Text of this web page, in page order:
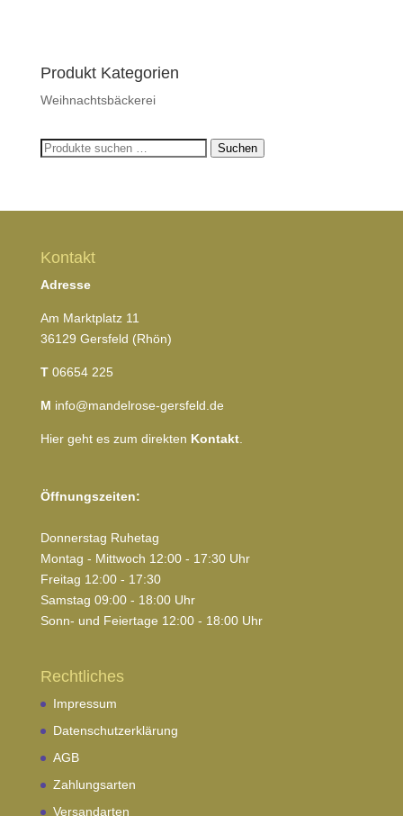
Produkt Kategorien
Weihnachtsbäckerei
Suchen
Suchen
Kontakt
Adresse
Am Marktplatz 11
36129 Gersfeld (Rhön)
T 06654 225
M info@mandelrose-gersfeld.de
Hier geht es zum direkten Kontakt.
Öffnungszeiten:
Donnerstag Ruhetag
Montag - Mittwoch 12:00 - 17:30 Uhr
Freitag 12:00 - 17:30
Samstag 09:00 - 18:00 Uhr
Sonn- und Feiertage 12:00 - 18:00 Uhr
Rechtliches
Impressum
Datenschutzerklärung
AGB
Zahlungsarten
Versandarten